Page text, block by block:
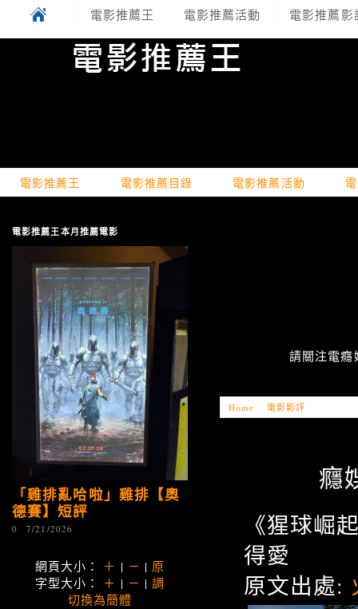
電影推薦王 電影推薦活動 電影推薦影
電影推薦王 電影推薦目錄 電影推薦活動
請關注電
Home 電影影評
癮
《猩球崛
得愛
原文出處:
電影推薦王本月推薦電影
「雞排亂哈啦」雞排【奧
德賽】短評
0 7/21/2026
網頁大小： ＋ | － | 原
字型大小： ＋ | － |調
切換為簡體